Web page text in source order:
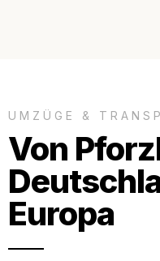
UMZÜGE &
Von
Europa